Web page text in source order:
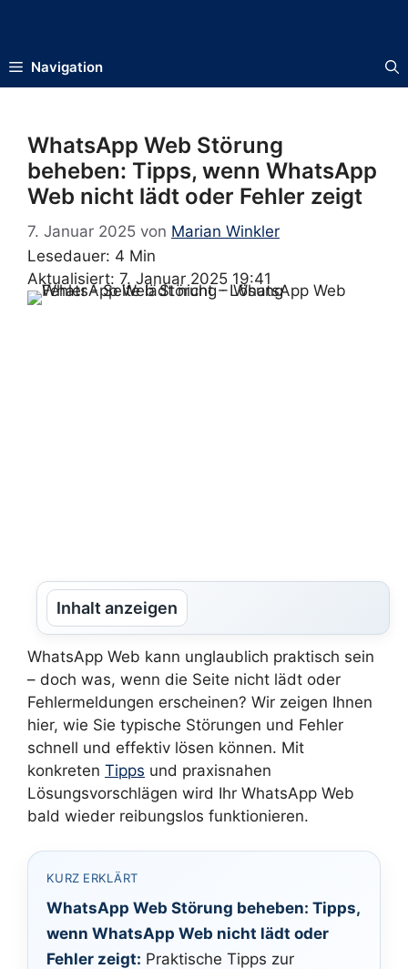
Navigation
WhatsApp Web Störung
beheben: Tipps, wenn WhatsApp
Web nicht lädt oder Fehler zeigt
7. Januar 2025 von Marian Winkler
Lesedauer: 4 Min
Aktualisiert: 7. Januar 2025 19:41
Inhalt anzeigen
WhatsApp Web kann unglaublich praktisch sein
– doch was, wenn die Seite nicht lädt oder
Fehlermeldungen erscheinen? Wir zeigen Ihnen
hier, wie Sie typische Störungen und Fehler
schnell und effektiv lösen können. Mit
konkreten Tipps und praxisnahen
Lösungsvorschlägen wird Ihr WhatsApp Web
bald wieder reibungslos funktionieren.
KURZ ERKLÄRT
WhatsApp Web Störung beheben: Tipps,
wenn WhatsApp Web nicht lädt oder
Fehler zeigt: Praktische Tipps zur